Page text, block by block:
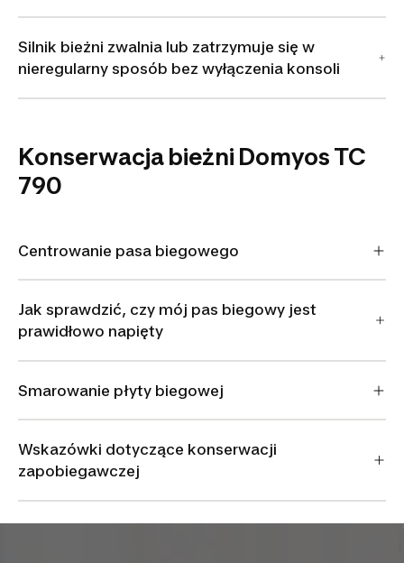
Silnik bieżni zwalnia lub zatrzymuje się w
nieregularny sposób bez wyłączenia konsoli
Konserwacja bieżni Domyos TC
790
Centrowanie pasa biegowego
Jak sprawdzić, czy mój pas biegowy jest
prawidłowo napięty
Smarowanie płyty biegowej
Wskazówki dotyczące konserwacji
zapobiegawczej